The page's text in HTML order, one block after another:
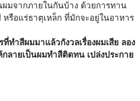
ผมจากภายในกันบ้าง ด้วยการทาน
รือแร่ธาตุเหล็ก ที่มักจะอยู่ในอาหาร
ำสีผมมาแล้วกังวลเรื่องผมเสีย ลอง
ลายเป็นผมทำสีติดทน เปล่งประกาย